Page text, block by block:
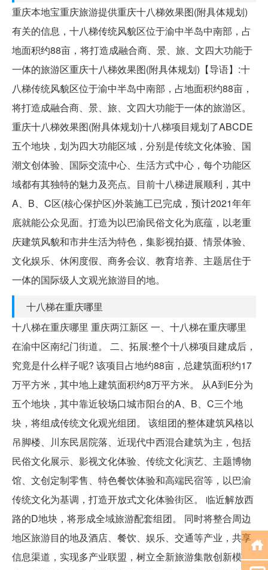
重庆本地宝重庆旅游提供重庆十八梯效果图(附具体规划)
有关的信息，十八梯传统风貌区位于渝中半岛中南部，占
地面积约88亩，将打造成融合商、景、旅、文四大功能于
一体的旅游区重庆十八梯效果图(附具体规划)【导语】:十
八梯传统风貌区位于渝中半岛中南部，占地面积约88亩，
将打造成融合商、景、旅、文四大功能于一体的旅游区。
重庆十八梯效果图(附具体规划)十八梯项目规划了ABCDE
五个地块，划为四大功能区域，分别是传统文化体验、国
潮文创体验、国际交流中心、生活方式中心，每个功能区
域都有其独特的魅力及亮点。目前十八梯进展顺利，其中
A、B、C区(核心保护区)外装施工已完成，预计2021年年
底就能公众见面。打造为以巴渝民俗文化为底蕴，以老重
庆建筑风貌和市井生活为特色，集影视拍摄、情景体验、
文化娱乐、休闲度假、商务会议、教育培养、主题居住于
一体的国际级人文观光旅游目的地。
十八梯在重庆哪里
十八梯在重庆哪里 重庆两江新区 一、十八梯在重庆哪里
在渝中区南纪门街道。 二、拓展:整个十八梯项目建成后，
究竟是什么样子呢? 该项目占地约88亩，总建筑面积约17
万平方米，其中地上建筑面积约8万平方米。 从A到E分为
五个地块，其中靠近较场口城市阳台的A、B、C三个地
块，将组成传统文化观光组团。 该组团的整体建筑风格以
吊脚楼、川东民居院落、近现代中西混合建筑为主，包括
民俗文化展示、影视文化体验、传统文化演艺、主题博物
馆、文创定制零售、特色餐饮体验和高端民宿等，以巴渝
传统文化为基调，打造开放式文化体验街区。 临近解放西
路的D地块，将形成全域旅游配套组团。 同时将整合周边
地区旅游目的地及酒店、餐饮、娱乐、交通等产业，共享
信息渠道，实现多产业联盟，树立全新旅游集散创新模